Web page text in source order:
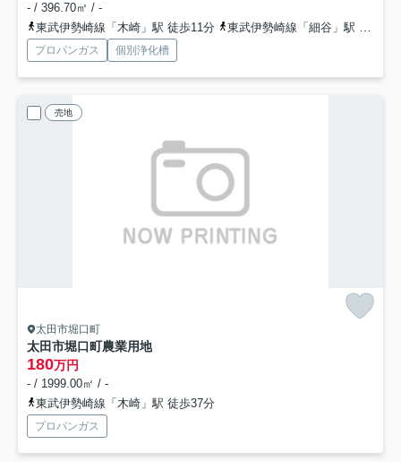
- / 396.70㎡ / -
東武伊勢崎線「木崎」駅 徒歩11分
東武伊勢崎線「細谷」駅 徒歩38分
プロパンガス 個別浄化槽
売地
太田市堀口町
太田市堀口町農業用地
180万円
- / 1999.00㎡ / -
東武伊勢崎線「木崎」駅 徒歩37分
プロパンガス